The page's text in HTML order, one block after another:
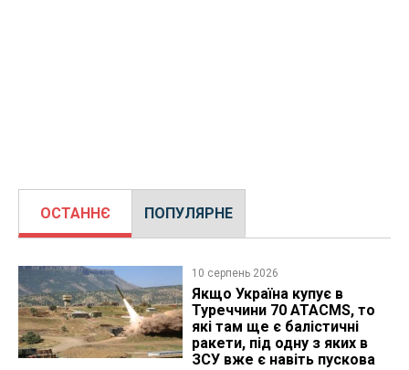
ОСТАННЄ ПОПУЛЯРНЕ
10 серпень 2026
Якщо Україна купує в
Туреччини 70 ATACMS, то
які там ще є балістичні
ракети, під одну з яких в
ЗСУ вже є навіть пускова